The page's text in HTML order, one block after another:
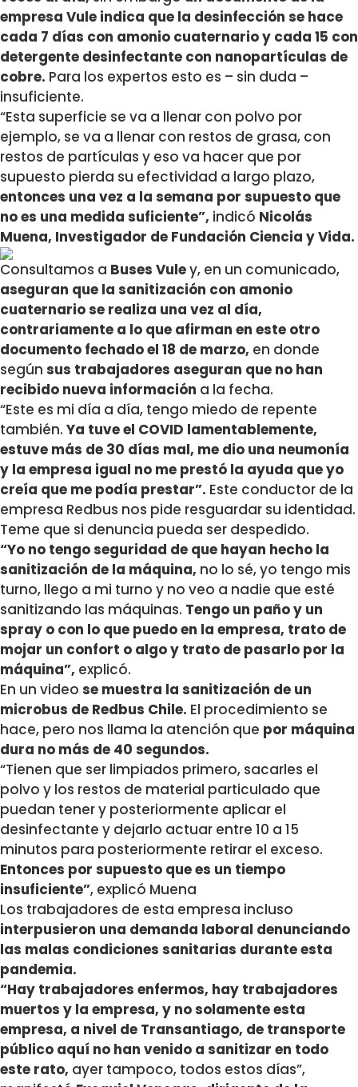
empresa Vule indica que la desinfección se hace
cada 7 días con amonio cuaternario y cada 15 con
detergente desinfectante con nanopartículas de
cobre. Para los expertos esto es – sin duda –
insuficiente.
“Esta superficie se va a llenar con polvo por
ejemplo, se va a llenar con restos de grasa, con
restos de partículas y eso va hacer que por
supuesto pierda su efectividad a largo plazo,
entonces una vez a la semana por supuesto que
no es una medida suficiente”, indicó Nicolás
Muena, Investigador de Fundación Ciencia y Vida.
Consultamos a Buses Vuley, en un comunicado,
aseguran que la sanitización con amonio
cuaternario se realiza una vez al día,
contrariamente a lo que afirman en este otro
documento fechado el 18 de marzo, en donde
según sus trabajadores aseguran que no han
recibido nueva información a la fecha.
“Este es mi día a día, tengo miedo de repente
también. Ya tuve el COVID lamentablemente,
estuve más de 30 días mal, me dio una neumonía
y la empresa igual no me prestó la ayuda que yo
creía que me podía prestar”. Este conductor de la
empresa Redbus nos pide resguardar su identidad.
Teme que si denuncia pueda ser despedido.
“Yo no tengo seguridad de que hayan hecho la
sanitización de la máquina, no lo sé, yo tengo mis
turno, llego a mi turno y no veo a nadie que esté
sanitizando las máquinas. Tengo un paño y un
spray o con lo que puedo en la empresa, trato de
mojar un confort o algo y trato de pasarlo por la
máquina”, explicó.
En un video se muestra la sanitización de un
microbus de Redbus Chile. El procedimiento se
hace, pero nos llama la atención que por máquina
dura no más de 40 segundos.
“Tienen que ser limpiados primero, sacarles el
polvo y los restos de material particulado que
puedan tener y posteriormente aplicar el
desinfectante y dejarlo actuar entre 10 a 15
minutos para posteriormente retirar el exceso.
Entonces por supuesto que es un tiempo
insuficiente”, explicó Muena
Los trabajadores de esta empresa incluso
interpusieron una demanda laboral denunciando
las malas condiciones sanitarias durante esta
pandemia.
“Hay trabajadores enfermos, hay trabajadores
muertos y la empresa, y no solamente esta
empresa, a nivel de Transantiago, de transporte
público aquí no han venido a sanitizar en todo
este rato, ayer tampoco, todos estos días”,